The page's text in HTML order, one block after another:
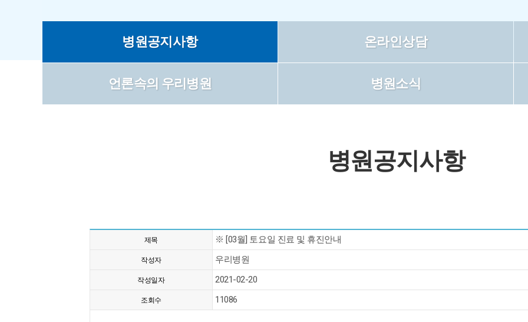
병원공지사항 온라인상담
언론속의 우리병원 병원소식
병원공지사항
제목 ※ [03월] 토요일 진료 및 휴진안내
작성자 우리병원
작성일자 2021-02-20
조회수 11086